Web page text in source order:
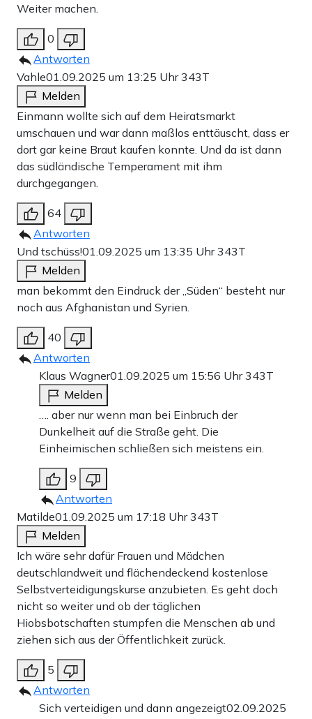
Weiter machen.
0
Antworten
Vahle01.09.2025 um 13:25 Uhr343T
Melden
Einmann wollte sich auf dem Heiratsmarkt
umschauen und war dann maßlos enttäuscht, dass er
dort gar keine Braut kaufen konnte. Und da ist dann
das südländische Temperament mit ihm
durchgegangen.
64
Antworten
Und tschüss!01.09.2025 um 13:35 Uhr343T
Melden
man bekommt den Eindruck der „Süden“ besteht nur
noch aus Afghanistan und Syrien.
40
Antworten
Klaus Wagner01.09.2025 um 15:56 Uhr343T
Melden
…. aber nur wenn man bei Einbruch der
Dunkelheit auf die Straße geht. Die
Einheimischen schließen sich meistens ein.
9
Antworten
Matilde01.09.2025 um 17:18 Uhr343T
Melden
Ich wäre sehr dafür Frauen und Mädchen
deutschlandweit und flächendeckend kostenlose
Selbstverteidigungskurse anzubieten. Es geht doch
nicht so weiter und ob der täglichen
Hiobsbotschaften stumpfen die Menschen ab und
ziehen sich aus der Öffentlichkeit zurück.
5
Antworten
Sich verteidigen und dann angezeigt02.09.2025